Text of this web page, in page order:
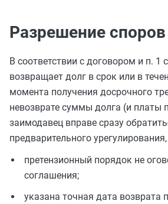
Разрешение споров
В соответствии с договором и п. 1
возвращает долг в срок или в
момента получения досрочного
невозврате суммы долга (и платы
заимодавец вправе сразу
предварительного
претензионный порядок не
соглашения;
указана точная дата возврата